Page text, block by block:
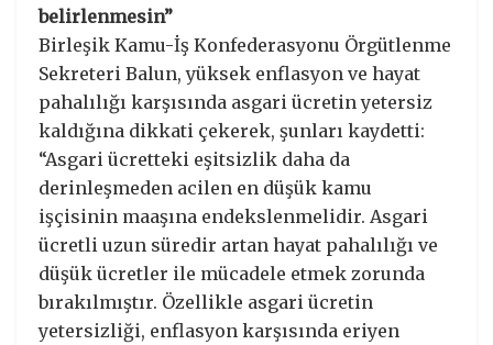
belirlenmesin”
Birleşik Kamu-İş Konfederasyonu Örgütlenme
Sekreteri Balun, yüksek enflasyon ve hayat
pahalılığı karşısında asgari ücretin yetersiz
kaldığına dikkati çekerek, şunları kaydetti:
“Asgari ücretteki eşitsizlik daha da
derinleşmeden acilen en düşük kamu
işçisinin maaşına endekslenmelidir. Asgari
ücretli uzun süredir artan hayat pahalılığı ve
düşük ücretler ile mücadele etmek zorunda
bırakılmıştır. Özellikle asgari ücretin
yetersizliği, enflasyon karşısında eriyen